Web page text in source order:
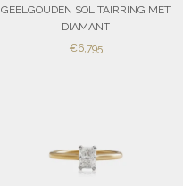
GEELGOUDEN SOLITAIRRING MET
DIAMANT
SALE
€6,795